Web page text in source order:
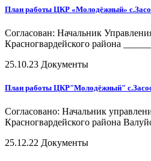
План работы ЦКР «Молодёжный»
Согласован: Начальник
Красногвардейского района
25.10.23 Документы
План работы ЦКР"Молодёжный"
Согласовано: Начальник
Красногвардейского района
25.12.22 Документы